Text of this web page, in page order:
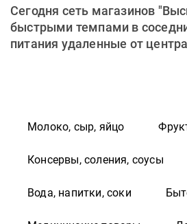
Arabica
Arabica Perfetto
Ararat Ахтамар
Arluni
Сегодня сеть магазинов
быстрыми темпами в
питания удаленные от
Молоко, сыр, яйцо
Консервы, соления, соусы
Вода, напитки, соки